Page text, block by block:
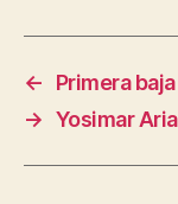
←
Primera
→ Yosimar